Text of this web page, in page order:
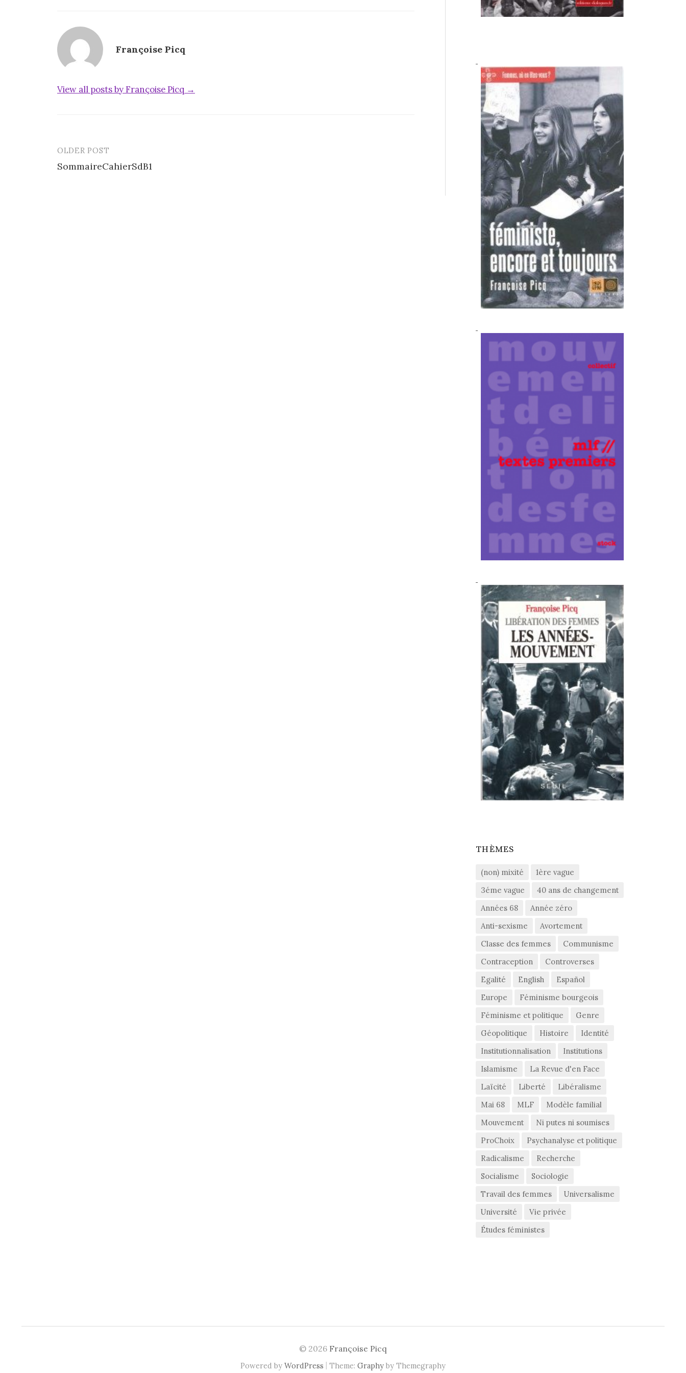
Françoise Picq
View all posts by Françoise Picq →
Post
navigation
OLDER POST
SommaireCahierSdB1
THÈMES
(non) mixité
1ère vague
3éme vague
40 ans de changement
Années 68
Année zéro
Anti-sexisme
Avortement
Classe des femmes
Communisme
Contraception
Controverses
Egalité
English
Español
Europe
Féminisme bourgeois
Féminisme et politique
Genre
Géopolitique
Histoire
Identité
Institutionnalisation
Institutions
Islamisme
La Revue d'en Face
Laïcité
Liberté
Libéralisme
Mai 68
MLF
Modèle familial
Mouvement
Ni putes ni soumises
ProChoix
Psychanalyse et politique
Radicalisme
Recherche
Socialisme
Sociologie
Travail des femmes
Universalisme
Université
Vie privée
Études féministes
© 2026 Françoise Picq
Powered by WordPress | Theme: Graphy by Themegraphy